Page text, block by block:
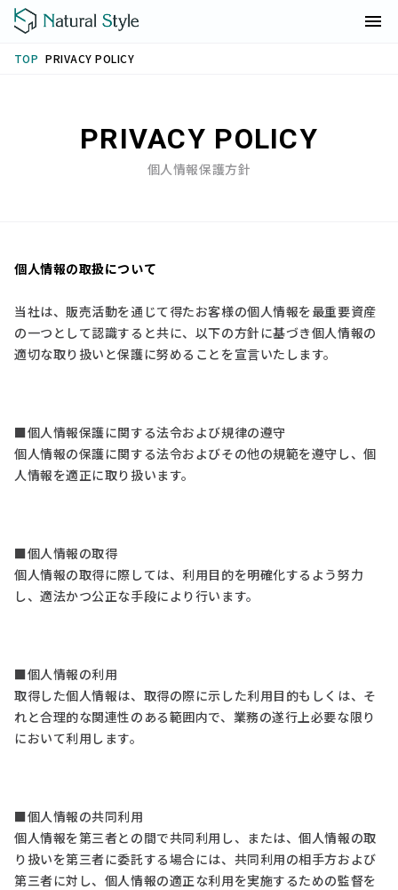
TOP PRIVACY POLICY
PRIVACY POLICY
個人情報保護方針
個人情報の取扱について
当社は、販売活動を通じて得たお客様の個人情報を最重要資産
の一つとして認識すると共に、以下の方針に基づき個人情報の
適切な取り扱いと保護に努めることを宣言いたします。
■個人情報保護に関する法令および規律の遵守
個人情報の保護に関する法令およびその他の規範を遵守し、個
人情報を適正に取り扱います。
■個人情報の取得
個人情報の取得に際しては、利用目的を明確化するよう努力
し、適法かつ公正な手段により行います。
■個人情報の利用
取得した個人情報は、取得の際に示した利用目的もしくは、そ
れと合理的な関連性のある範囲内で、業務の遂行上必要な限り
において利用します。
■個人情報の共同利用
個人情報を第三者との間で共同利用し、または、個人情報の取
り扱いを第三者に委託する場合には、共同利用の相手方および
第三者に対し、個人情報の適正な利用を実施するための監督を